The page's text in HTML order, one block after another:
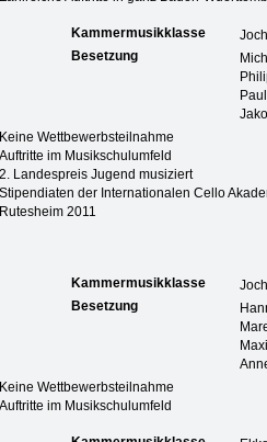
Kammermusikklasse
Besetzung
Keine Wettbewerbsteilnahme
Auftritte im Musikschulumfeld
2. Landespreis Jugend musiziert
Stipendiaten der Internationalen Cello
Rutesheim 2011
Kammermusikklasse
Besetzung
Keine Wettbewerbsteilnahme
Auftritte im Musikschulumfeld